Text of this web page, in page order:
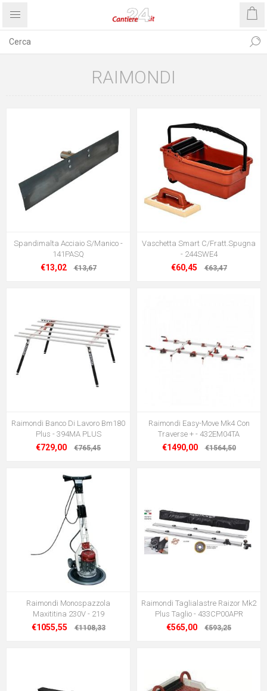
RAIMONDI
Spandimalta Acciaio S/Manico -
141PASQ
€13,02 €13,67
Vaschetta Smart C/Fratt.Spugna
- 244SWE4
€60,45 €63,47
Raimondi Banco Di Lavoro Bm180
Plus - 394MA PLUS
€729,00 €765,45
Raimondi Easy-Move Mk4 Con
Traverse + - 432EM04TA
€1490,00 €1564,50
Raimondi Monospazzola
Maxititina 230V - 219
€1055,55 €1108,33
Raimondi Taglialastre Raizor Mk2
Plus Taglio - 433CP00APR
€565,00 €593,25